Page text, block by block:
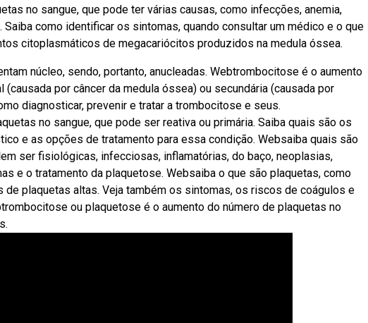
no sangue, que pode ter várias causas, como infecções, anemia,
como identificar os sintomas, quando consultar um médico e o que
citoplasmáticos de megacariócitos produzidos na medula óssea.
núcleo, sendo, portanto, anucleadas. Webtrombocitose é o aumento
por câncer da medula óssea) ou secundária (causada por
diagnosticar, prevenir e tratar a trombocitose e seus.
no sangue, que pode ser reativa ou primária. Saiba quais são os
e as opções de tratamento para essa condição. Websaiba quais são
ser fisiológicas, infecciosas, inflamatórias, do baço, neoplasias,
e o tratamento da plaquetose. Websaiba o que são plaquetas, como
plaquetas altas. Veja também os sintomas, os riscos de coágulos e
ou plaquetose é o aumento do número de plaquetas no